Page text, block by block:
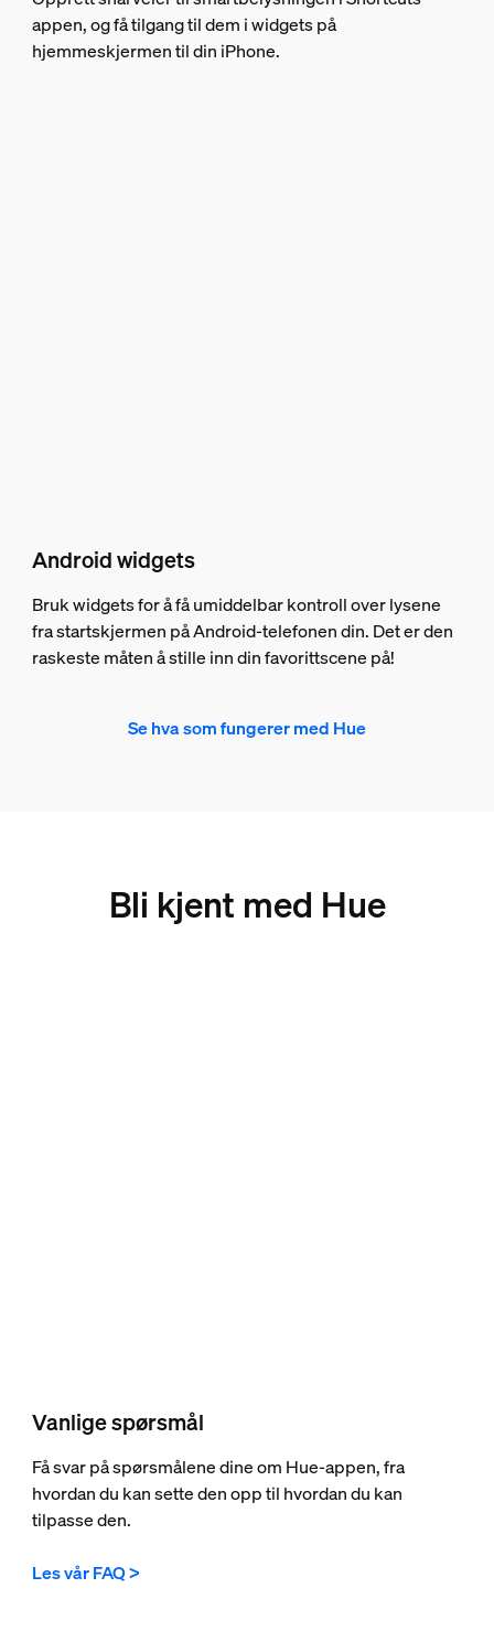
appen, og få tilgang til dem i widgets på
hjemmeskjermen til din iPhone.
Android widgets
Bruk widgets for å få umiddelbar kontroll over lysene
fra startskjermen på Android-telefonen din. Det er den
raskeste måten å stille inn din favorittscene på!
Se hva som fungerer med Hue
Bli kjent med Hue
Vanlige spørsmål
Få svar på spørsmålene dine om Hue-appen, fra
hvordan du kan sette den opp til hvordan du kan
tilpasse den.
Les vår FAQ >